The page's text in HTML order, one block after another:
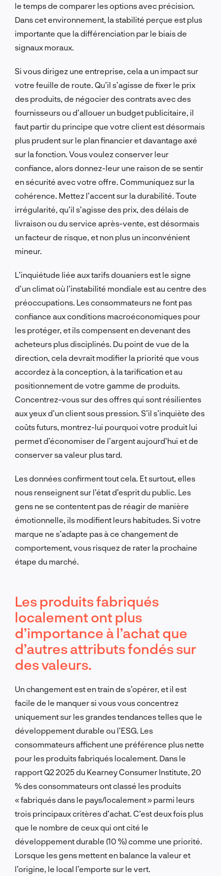
le temps de comparer les options avec précision.
Dans cet environnement, la stabilité perçue est plus
importante que la différenciation par le biais de
signaux moraux.
Si vous dirigez une entreprise, cela a un impact sur
votre feuille de route. Qu’il s’agisse de fixer le prix
des produits, de négocier des contrats avec des
fournisseurs ou d’allouer un budget publicitaire, il
faut partir du principe que votre client est désormais
plus prudent sur le plan financier et davantage axé
sur la fonction. Vous voulez conserver leur
confiance, alors donnez-leur une raison de se sentir
en sécurité avec votre offre. Communiquez sur la
cohérence. Mettez l’accent sur la durabilité. Toute
irrégularité, qu’il s’agisse des prix, des délais de
livraison ou du service après-vente, est désormais
un facteur de risque, et non plus un inconvénient
mineur.
L’inquiétude liée aux tarifs douaniers est le signe
d’un climat où l’instabilité mondiale est au centre des
préoccupations. Les consommateurs ne font pas
confiance aux conditions macroéconomiques pour
les protéger, et ils compensent en devenant des
acheteurs plus disciplinés. Du point de vue de la
direction, cela devrait modifier la priorité que vous
accordez à la conception, à la tarification et au
positionnement de votre gamme de produits.
Concentrez-vous sur des offres qui sont résilientes
aux yeux d’un client sous pression. S’il s’inquiète des
coûts futurs, montrez-lui pourquoi votre produit lui
permet d’économiser de l’argent aujourd’hui et de
conserver sa valeur plus tard.
Les données confirment tout cela. Et surtout, elles
nous renseignent sur l’état d’esprit du public. Les
gens ne se contentent pas de réagir de manière
émotionnelle, ils modifient leurs habitudes. Si votre
marque ne s’adapte pas à ce changement de
comportement, vous risquez de rater la prochaine
étape du marché.
Les produits fabriqués
localement ont plus
d’importance à l’achat que
d’autres attributs fondés sur
des valeurs.
Un changement est en train de s’opérer, et il est
facile de le manquer si vous vous concentrez
uniquement sur les grandes tendances telles que le
développement durable ou l’ESG. Les
consommateurs affichent une préférence plus nette
pour les produits fabriqués localement. Dans le
rapport Q2 2025 du Kearney Consumer Institute, 20
% des consommateurs ont classé les produits
« fabriqués dans le pays/localement » parmi leurs
trois principaux critères d’achat. C’est deux fois plus
que le nombre de ceux qui ont cité le
développement durable (10 %) comme une priorité.
Lorsque les gens mettent en balance la valeur et
l’origine, le local l’emporte sur le vert.